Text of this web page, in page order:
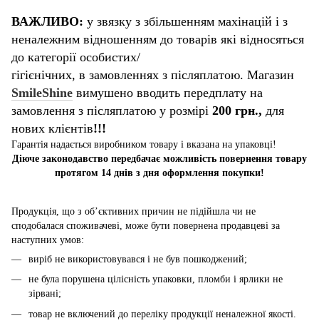
ВАЖЛИВО: у звязку з збільшенням махінацій і з
неналежним відношенням до товарів які відносяться
до категорії особистих/
гігієнічних, в замовленнях з післяплатою. Магазин
SmileShine вимушено вводить передплату на
замовлення з післяплатою у розмірі 200 грн., для
нових клієнтів!!!
Гарантія надається виробником товару і вказана на упаковці!
Діюче законодавство передбачає можливість повернення товару
протягом 14 днів з дня оформлення покупки!
Продукція, що з об’єктивних причин не підійшла чи не
сподобалася споживачеві, може бути повернена продавцеві за
наступних умов:
виріб не використовувався і не був пошкоджений;
не була порушена цілісність упаковки, пломби і ярлики не
зірвані;
товар не включений до переліку продукції неналежної якості.